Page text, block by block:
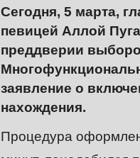
Сегодня, 5 марта,
певицей Аллой
преддверии
заявление о
нахождения.
Процедура